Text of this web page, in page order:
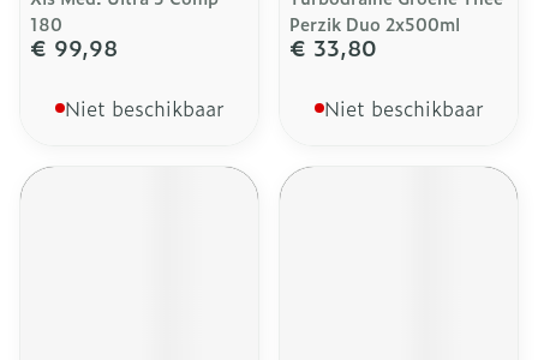
180
€ 99,98
Niet beschikbaar
Perzik Duo 2x500ml
€ 33,80
Niet beschikbaar